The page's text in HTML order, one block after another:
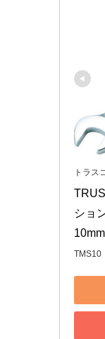
トラス
ショ
TMS10